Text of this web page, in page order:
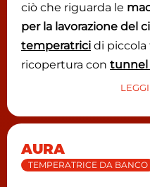
ciò che riguarda le
per la lavorazione del
temperatrici di piccola
ricopertura con tunnel
passando per bassine
all’avanguardia per
del proprio cioccolato
realizzando macchine
AURA
TEMPERATRICE DA BANCO